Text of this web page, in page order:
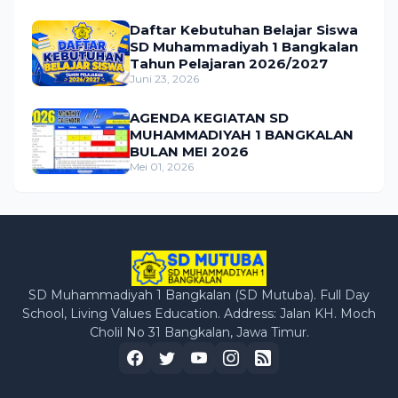
Daftar Kebutuhan Belajar Siswa
SD Muhammadiyah 1 Bangkalan
Tahun Pelajaran 2026/2027
Juni 23, 2026
AGENDA KEGIATAN SD
MUHAMMADIYAH 1 BANGKALAN
BULAN MEI 2026
Mei 01, 2026
SD Muhammadiyah 1 Bangkalan (SD Mutuba). Full Day
School, Living Values Education. Address: Jalan KH. Moch
Cholil No 31 Bangkalan, Jawa Timur.